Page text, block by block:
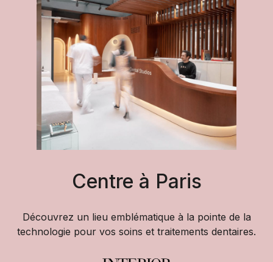
Centre à Paris
Découvrez un lieu emblématique à la pointe de la
technologie pour vos soins et traitements dentaires.